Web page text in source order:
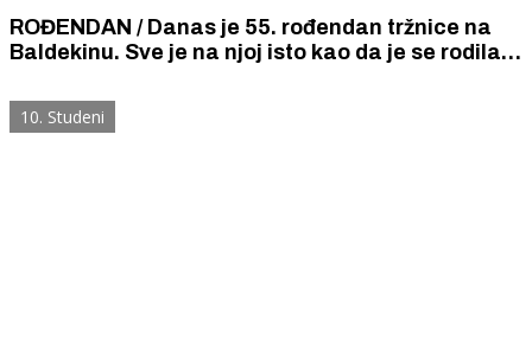
ROĐENDAN / Danas je 55. rođendan tržnice na
Baldekinu. Sve je na njoj isto kao da je se rodila
10. Studeni